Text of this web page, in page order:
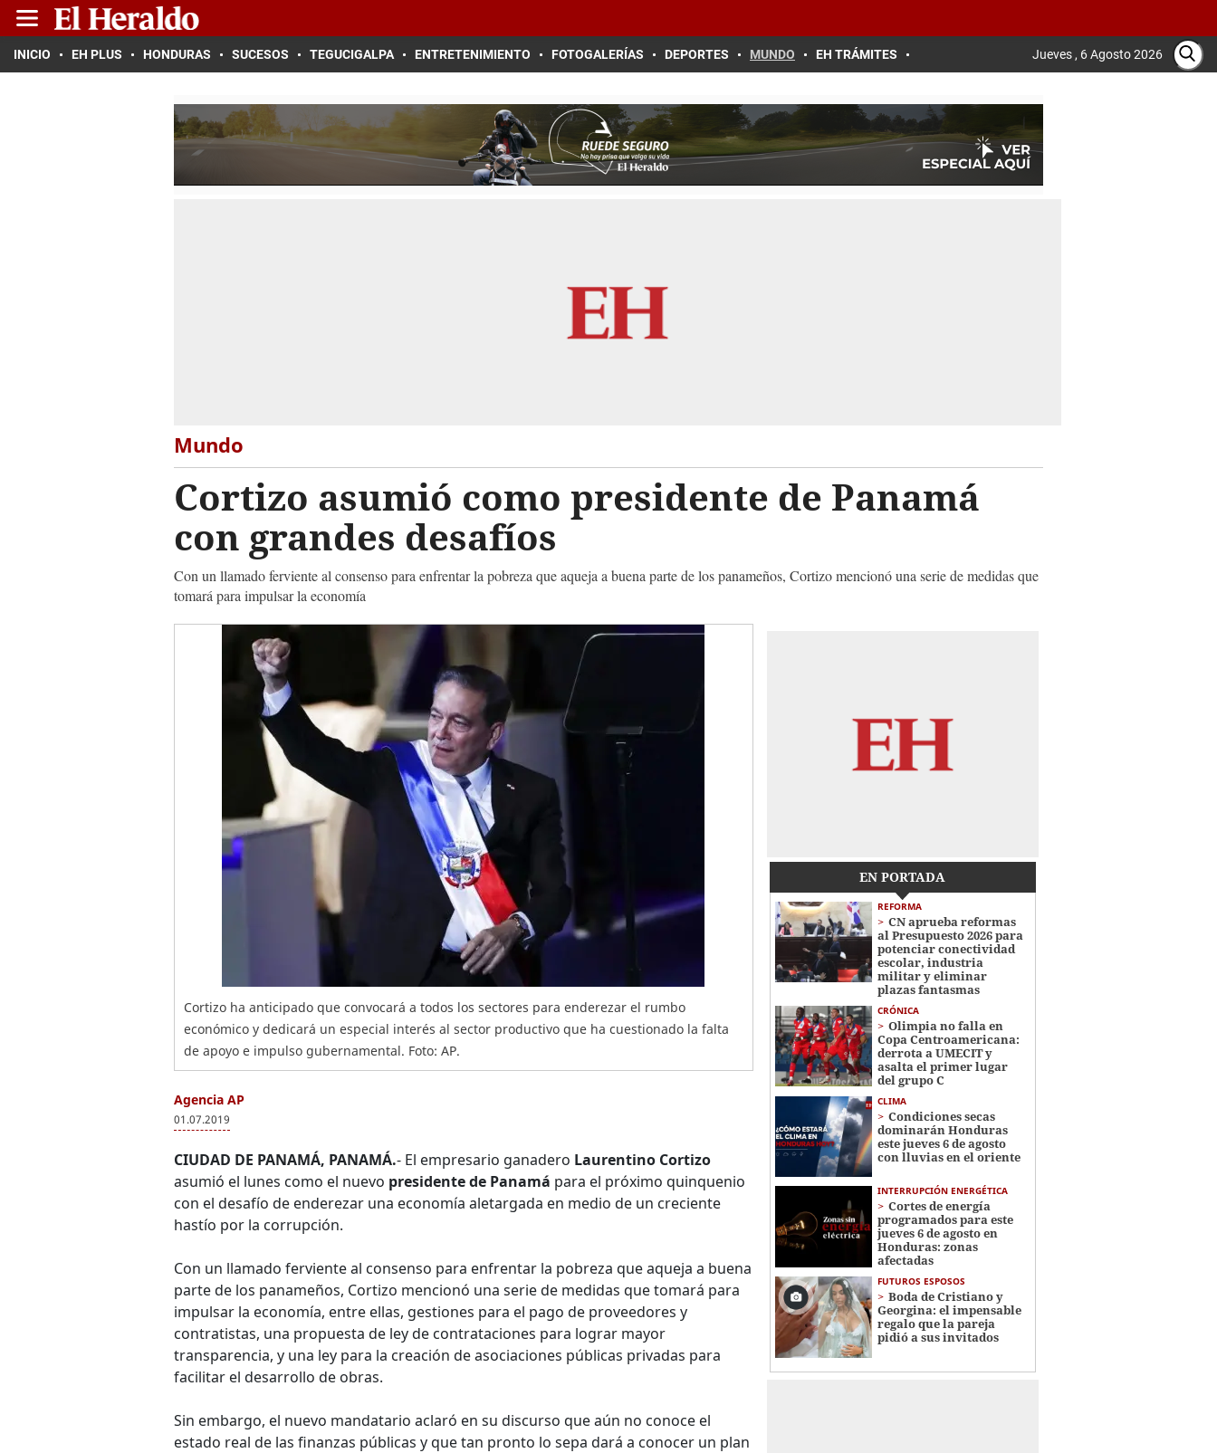
INICIO EH PLUS HONDURAS SUCESOS TEGUCIGALPA ENTRETENIMIENTO FOTOGALERÍAS DEPORTES MUNDO EH TRÁMITES Jueves , 6 Agosto 2026
Mundo
Cortizo asumió como presidente de Panamá
con grandes desafíos
Con un llamado ferviente al consenso para enfrentar la pobreza que aqueja a buena parte de los panameños, Cortizo mencionó una serie de medidas que
tomará para impulsar la economía
Cortizo ha anticipado que convocará a todos los sectores para enderezar el rumbo
económico y dedicará un especial interés al sector productivo que ha cuestionado la falta
de apoyo e impulso gubernamental. Foto: AP.
Agencia AP
01.07.2019
CIUDAD DE PANAMÁ, PANAMÁ.- El empresario ganadero Laurentino Cortizo
asumió el lunes como el nuevo presidente de Panamá para el próximo quinquenio
con el desafío de enderezar una economía aletargada en medio de un creciente
hastío por la corrupción.
Con un llamado ferviente al consenso para enfrentar la pobreza que aqueja a buena
parte de los panameños, Cortizo mencionó una serie de medidas que tomará para
impulsar la economía, entre ellas, gestiones para el pago de proveedores y
contratistas, una propuesta de ley de contrataciones para lograr mayor
transparencia, y una ley para la creación de asociaciones públicas privadas para
facilitar el desarrollo de obras.
Sin embargo, el nuevo mandatario aclaró en su discurso que aún no conoce el
estado real de las finanzas públicas y que tan pronto lo sepa dará a conocer un plan
EN PORTADA
REFORMA
CN aprueba reformas
al Presupuesto 2026 para
potenciar conectividad
escolar, industria
militar y eliminar
plazas fantasmas
CRÓNICA
Olimpia no falla en
Copa Centroamericana:
derrota a UMECIT y
asalta el primer lugar
del grupo C
CLIMA
Condiciones secas
dominarán Honduras
este jueves 6 de agosto
con lluvias en el oriente
INTERRUPCIÓN ENERGÉTICA
Cortes de energía
programados para este
jueves 6 de agosto en
Honduras: zonas
afectadas
FUTUROS ESPOSOS
Boda de Cristiano y
Georgina: el impensable
regalo que la pareja
pidió a sus invitados